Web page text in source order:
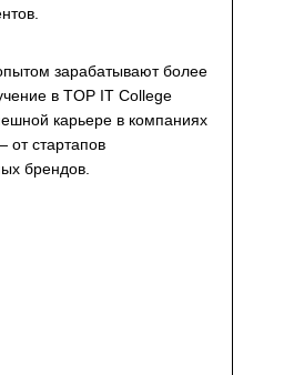
зарабатывают более
в TOP IT College
карьере в компаниях
от стартапов
брендов.